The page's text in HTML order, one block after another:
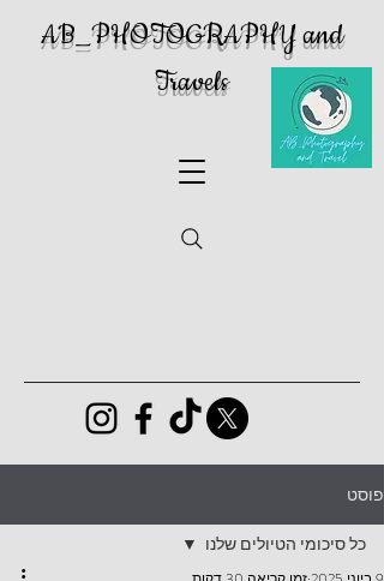
AB_PHOTOGRAPHY and
Travels
פוסט
כל סיכומי הטיולים שלנו